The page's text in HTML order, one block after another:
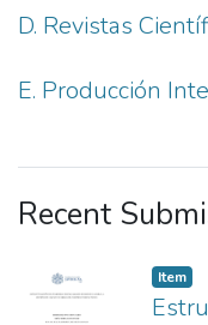
D. Revistas
E. Producción
Recent
Item